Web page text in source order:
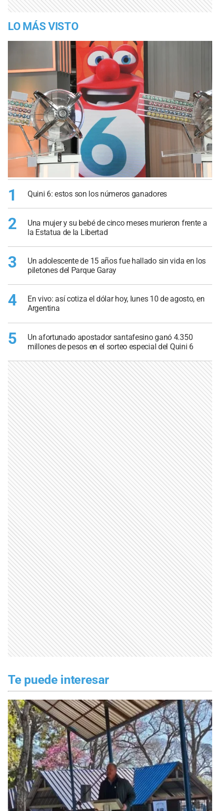
LO MÁS VISTO
1 Quini 6: estos son los números ganadores
2
Una mujer y su bebé de cinco meses murieron frente a
la Estatua de la Libertad
3
Un adolescente de 15 años fue hallado sin vida en los
piletones del Parque Garay
4
En vivo: así cotiza el dólar hoy, lunes 10 de agosto, en
Argentina
5
Un afortunado apostador santafesino ganó 4.350
millones de pesos en el sorteo especial del Quini 6
Te puede interesar